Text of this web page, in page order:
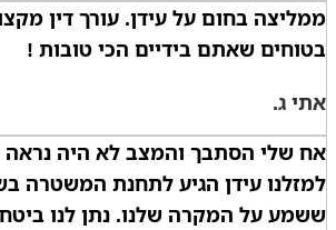
ממליצה בחום על עידן. עורך דין
בטוחים שאתם בידיים הכי טובות !
אתי ג.
אח שלי הסתבך והמצב לא היה נראה
למזלנו עידן הגיע לתחנת המשטרה
ששמע על המקרה שלנו. נתן לנו